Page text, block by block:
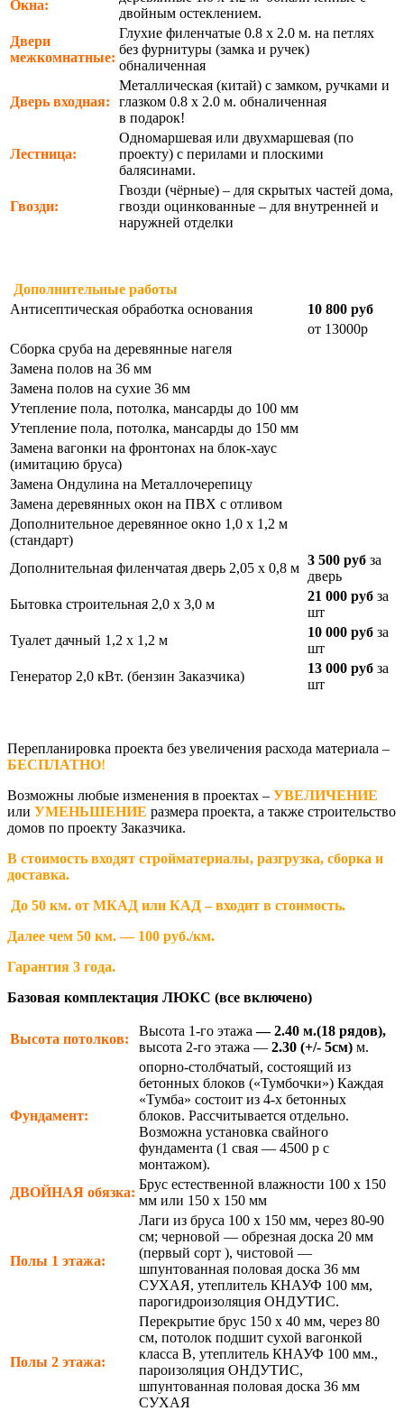
Окна:
двойным остеклением.
Двери
межкомнатные:
Глухие филенчатые 0.8 х 2.0 м. на петлях
без фурнитуры (замка и ручек)
обналиченная
Дверь входная:
Металлическая (китай) с замком, ручками и
глазком 0.8 х 2.0 м. обналиченная
в подарок!
Лестница:
Одномаршевая или двухмаршевая (по
проекту) с перилами и плоскими
балясинами.
Гвозди:
Гвозди (чёрные) – для скрытых частей дома,
гвозди оцинкованные – для внутренней и
наружней отделки
Дополнительные работы
Антисептическая обработка основания
10 800 руб
от 13000р
Сборка сруба на деревянные нагеля
Замена полов на 36 мм
Замена полов на сухие 36 мм
Утепление пола, потолка, мансарды до 100 мм
Утепление пола, потолка, мансарды до 150 мм
Замена вагонки на фронтонах на блок-хаус
(имитацию бруса)
Замена Ондулина на Металлочерепицу
Замена деревянных окон на ПВХ с отливом
Дополнительное деревянное окно 1,0 х 1,2 м
(стандарт)
Дополнительная филенчатая дверь 2,05 х 0,8 м
3 500 руб за
дверь
Бытовка строительная 2,0 х 3,0 м
21 000 руб за
шт
Туалет дачный 1,2 х 1,2 м
10 000 руб за
шт
Генератор 2,0 кВт. (бензин Заказчика)
13 000 руб за
шт
Перепланировка проекта без увеличения расхода материала –
БЕСПЛАТНО!
Возможны любые изменения в проектах – УВЕЛИЧЕНИЕ
или УМЕНЬШЕНИЕ размера проекта, а также строительство
домов по проекту Заказчика.
В стоимость входят стройматериалы, разгрузка, сборка и
доставка.
До 50 км. от МКАД или КАД – входит в стоимость.
Далее чем 50 км. — 100 руб./км.
Гарантия 3 года.
Базовая комплектация ЛЮКС (все включено)
Высота потолков:
Высота 1-го этажа— 2.40 м.(18 рядов),
высота 2-го этажа — 2.30 (+/- 5см) м.
Фундамент:
опорно-столбчатый, состоящий из
бетонных блоков («Тумбочки») Каждая
«Тумба» состоит из 4-х бетонных
блоков. Рассчитывается отдельно.
Возможна установка свайного
фундамента (1 свая — 4500 р с
монтажом).
ДВОЙНАЯ обязка:
Брус естественной влажности 100 х 150
мм или 150 х 150 мм
Полы 1 этажа:
Лаги из бруса 100 х 150 мм, через 80-90
см; черновой — обрезная доска 20 мм
(первый сорт ), чистовой —
шпунтованная половая доска 36 мм
СУХАЯ, утеплитель КНАУФ 100 мм,
парогидроизоляция ОНДУТИС.
Полы 2 этажа:
Перекрытие брус 150 х 40 мм, через 80
см, потолок подшит сухой вагонкой
класса В, утеплитель КНАУФ 100 мм.,
пароизоляция ОНДУТИС,
шпунтованная половая доска 36 мм
СУХАЯ